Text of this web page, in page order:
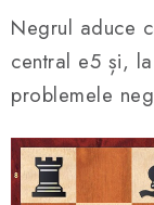
Negrul aduce
central e5 și,
problemele